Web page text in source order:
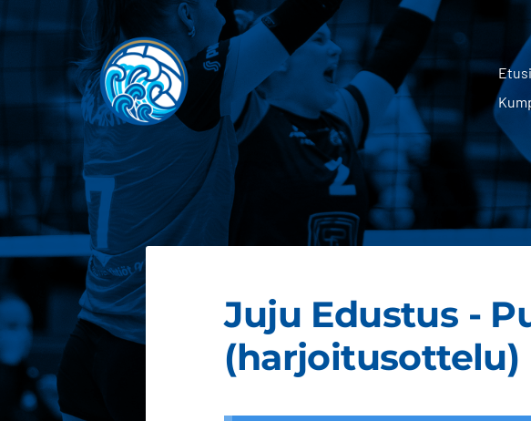
Siirry
sisältöön
JOEN JUJU
Juju Edustus -
(harjoitusottelu)